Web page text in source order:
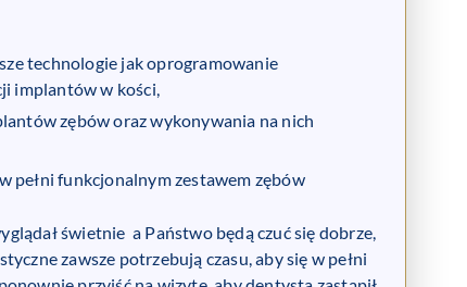
technologie jak oprogramowanie
implantów w kości,
zębów oraz wykonywania na nich
pełni funkcjonalnym zestawem zębów
świetnie a Państwo będą czuć się dobrze,
zawsze potrzebują czasu, aby się w pełni